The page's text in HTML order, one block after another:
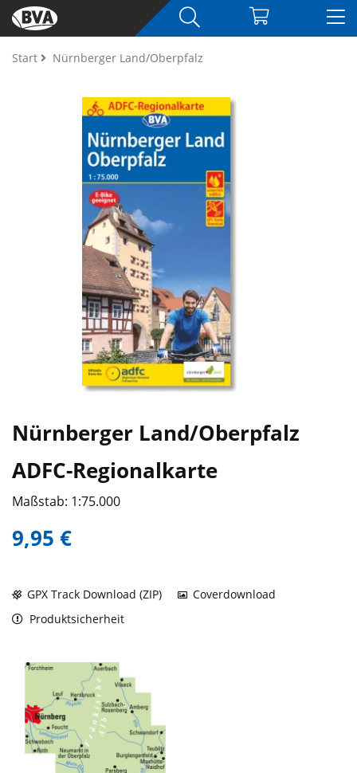
Start Nürnberger Land/Oberpfalz
Nürnberger Land/Oberpfalz
ADFC-Regionalkarte
Maßstab: 1:75.000
9,95 €
GPX Track Download (ZIP)
Coverdownload
Produktsicherheit